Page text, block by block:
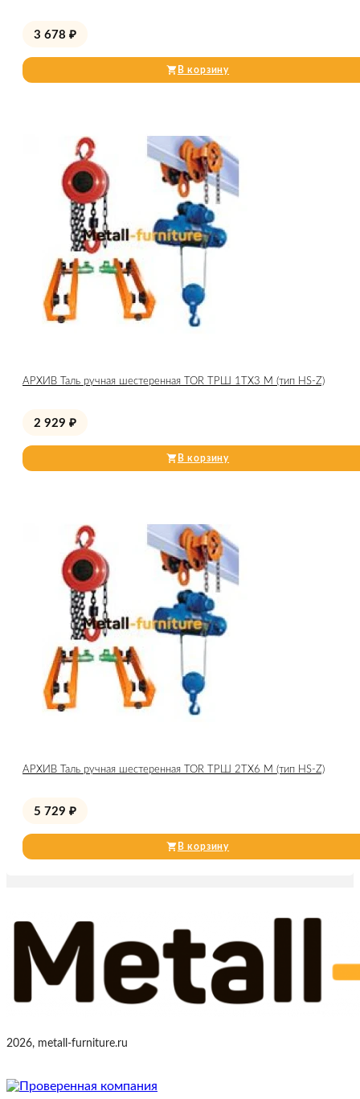
3 678 ₽
В корзину
АРХИВ Таль ручная шестеренная TOR ТРШ 1ТХ3 М (тип HS-Z)
2 929 ₽
В корзину
АРХИВ Таль ручная шестеренная TOR ТРШ 2ТХ6 М (тип HS-Z)
5 729 ₽
В корзину
2026, metall-furniture.ru